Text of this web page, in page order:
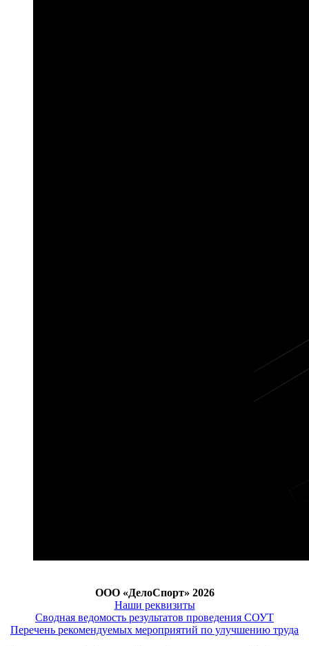
ООО «ДелоСпорт» 2026
Наши реквизиты
Сводная ведомость результатов проведения СОУТ
Перечень рекомендуемых мероприятий по улучшению труда